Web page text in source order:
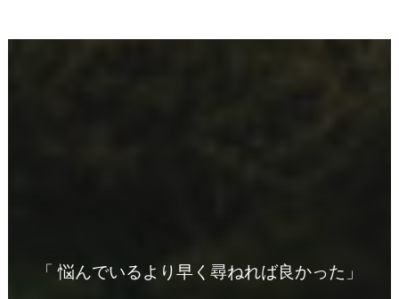
「 悩んでいるより早く尋ねれば良かった」